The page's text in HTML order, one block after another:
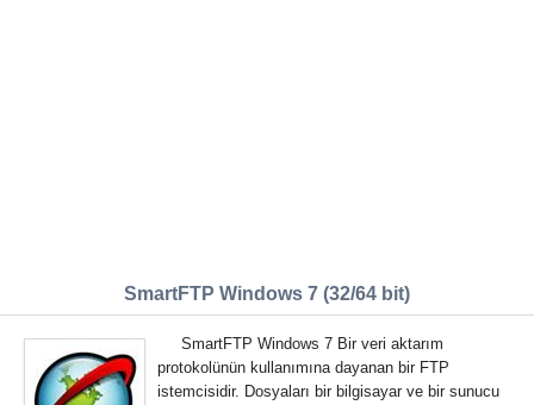
SmartFTP Windows 7 (32/64 bit)
SmartFTP Windows 7 Bir veri aktarım
protokolünün kullanımına dayanan bir FTP
istemcisidir. Dosyaları bir bilgisayar ve bir sunucu